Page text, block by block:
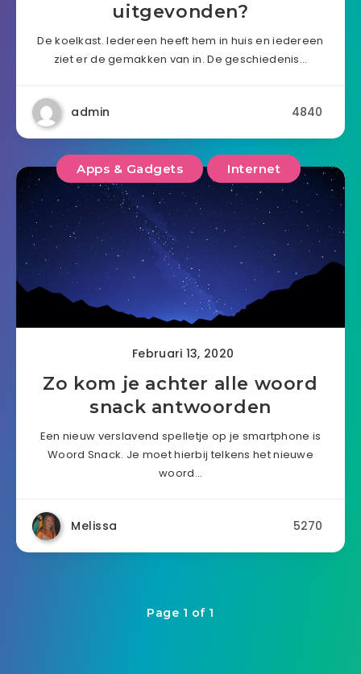
uitgevonden?
De koelkast. Iedereen heeft hem in huis en iedereen
ziet er de gemakken van in. De geschiedenis…
admin 4840
Apps & Gadgets Internet
Februari 13, 2020
Zo kom je achter alle woord
snack antwoorden
Een nieuw verslavend spelletje op je smartphone is
Woord Snack. Je moet hierbij telkens het nieuwe
woord…
Melissa 5270
Page 1 of 1